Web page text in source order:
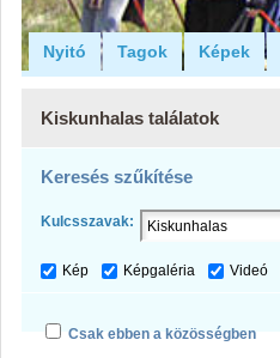
Nyitó Tagok Képek
Kiskunhalas találatok
Keresés szűkítése
Kulcsszavak:
Kép Képgaléria Videó
Csak ebben a közösségben